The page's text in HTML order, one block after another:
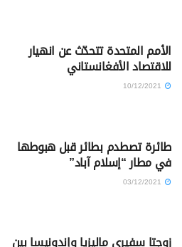
الأمم المتحدة تتحدّث عن انهيار
للاقتصاد الأفغانستاني
طائرة تصطدم بطائر قبل هبوطها
في مطار “إسلام آباد”
زوجتا سفيري ماليزيا وإندونيسا بين